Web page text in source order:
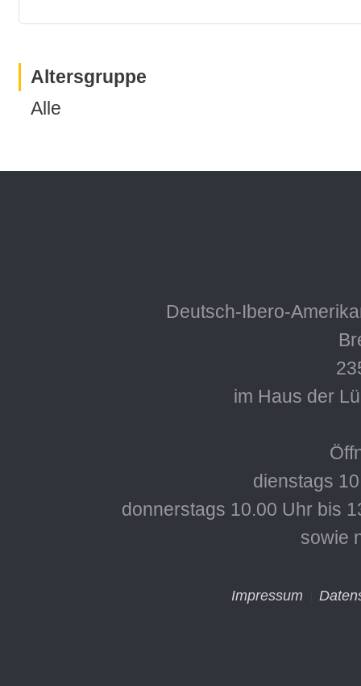
Altersgruppe
Alle
Deutsch-Ibero-
im Haus der
dienstags
donnerstags 10.00 Uhr bis
sowie
Impressum